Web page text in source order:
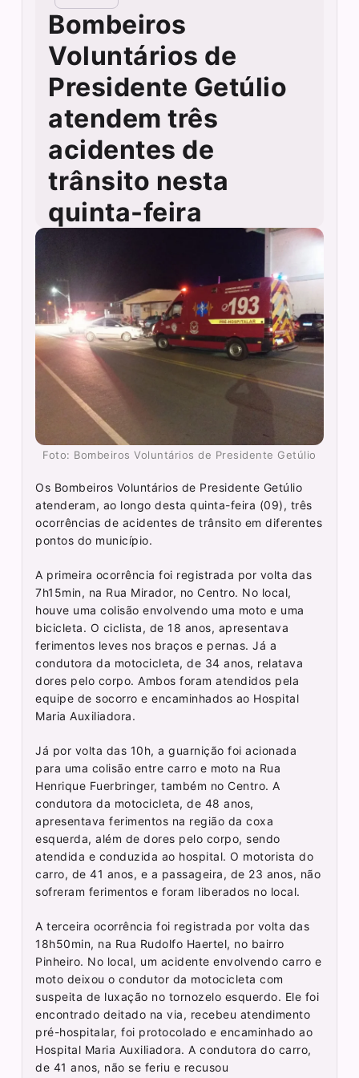
Bombeiros
Voluntários de
Presidente Getúlio
atendem três
acidentes de
trânsito nesta
quinta-feira
Foto: Bombeiros Voluntários de Presidente Getúlio
Os Bombeiros Voluntários de Presidente Getúlio
atenderam, ao longo desta quinta-feira (09), três
ocorrências de acidentes de trânsito em diferentes
pontos do município.
A primeira ocorrência foi registrada por volta das
7h15min, na Rua Mirador, no Centro. No local,
houve uma colisão envolvendo uma moto e uma
bicicleta. O ciclista, de 18 anos, apresentava
ferimentos leves nos braços e pernas. Já a
condutora da motocicleta, de 34 anos, relatava
dores pelo corpo. Ambos foram atendidos pela
equipe de socorro e encaminhados ao Hospital
Maria Auxiliadora.
Já por volta das 10h, a guarnição foi acionada
para uma colisão entre carro e moto na Rua
Henrique Fuerbringer, também no Centro. A
condutora da motocicleta, de 48 anos,
apresentava ferimentos na região da coxa
esquerda, além de dores pelo corpo, sendo
atendida e conduzida ao hospital. O motorista do
carro, de 41 anos, e a passageira, de 23 anos, não
sofreram ferimentos e foram liberados no local.
A terceira ocorrência foi registrada por volta das
18h50min, na Rua Rudolfo Haertel, no bairro
Pinheiro. No local, um acidente envolvendo carro e
moto deixou o condutor da motocicleta com
suspeita de luxação no tornozelo esquerdo. Ele foi
encontrado deitado na via, recebeu atendimento
pré-hospitalar, foi protocolado e encaminhado ao
Hospital Maria Auxiliadora. A condutora do carro,
de 41 anos, não se feriu e recusou